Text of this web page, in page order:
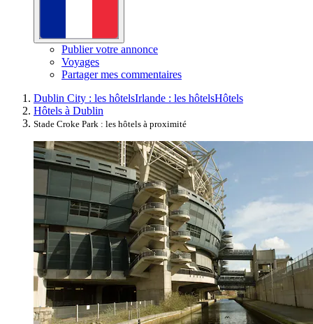
Publier votre annonce
Voyages
Partager mes commentaires
Dublin City : les hôtelsIrlande : les hôtelsHôtels
Hôtels à Dublin
Stade Croke Park : les hôtels à proximité